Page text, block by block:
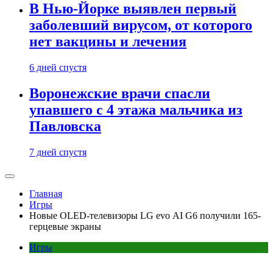
В Нью-Йорке выявлен первый
заболевший вирусом, от которого
нет вакцины и лечения
6 дней спустя
Воронежские врачи спасли
упавшего с 4 этажа мальчика из
Павловска
7 дней спустя
Главная
Игры
Новые OLED-телевизоры LG evo AI G6 получили 165-
герцевые экраны
Игры